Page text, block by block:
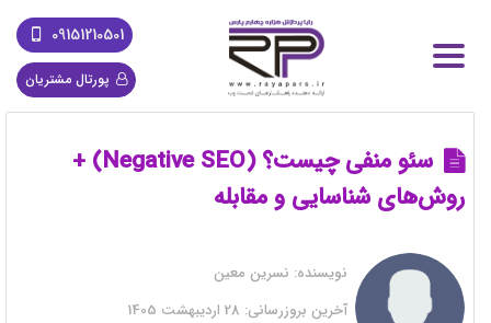
09151210501
پورتال مشتریان
سئو منفی چیست؟ (Negative SEO) +
روش‌های شناسایی و مقابله
نویسنده: نسرین معین
آخرین بروزرسانی: